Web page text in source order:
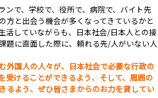
ンで、学校で、役所で、病院で、バイト先
方と出会う機会が多くなってきているかと
活していながらも、日本社会/日本人との接
題に直面した際に、頼れる先/人がいない人
外国人の人々が、日本社会で必要な行政の
受けることができるよう、そして、周囲の
るよう、ぜひ皆さまからのお力を貸してい